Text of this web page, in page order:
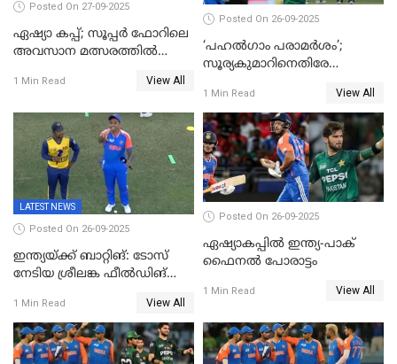
Posted On 27-09-2025
ഏഷ്യാ കപ്പ്; സൂപ്പർ ഫോറിലെ
അവസാന മത്സരത്തിൽ
1 Min Read View All
Posted On 26-09-2025
‘പഹൽഗാം പരാമർശം’;
സൂര്യകുമാറിനെതിരേ
ഹാരിസ് റൗഫിനും പിഴ ശിക്ഷ
1 Min Read View All
LATEST NEWS
Posted On 26-09-2025
ഇന്ത്യയ്ക്ക് ബാറ്റിങ്: ടോസ്
നേടിയ ശ്രീലങ്ക ഫീൽഡിങ്
1 Min Read View All
Posted On 26-09-2025
ഏഷ്യാകപ്പില്‍ ഇന്ത്യ-പാക്
ഫൈനല്‍ പോരാട്ടം
1 Min Read View All